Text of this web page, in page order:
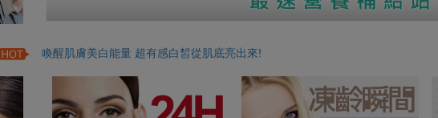
喚醒肌膚美白能量 超有感白皙從肌底亮出來!